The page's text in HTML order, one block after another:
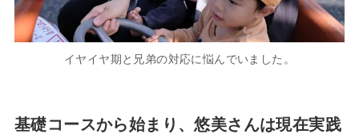
イヤイヤ期と兄弟の対応に悩んでいました。
基礎コースから始まり、悠美さんは現在実践